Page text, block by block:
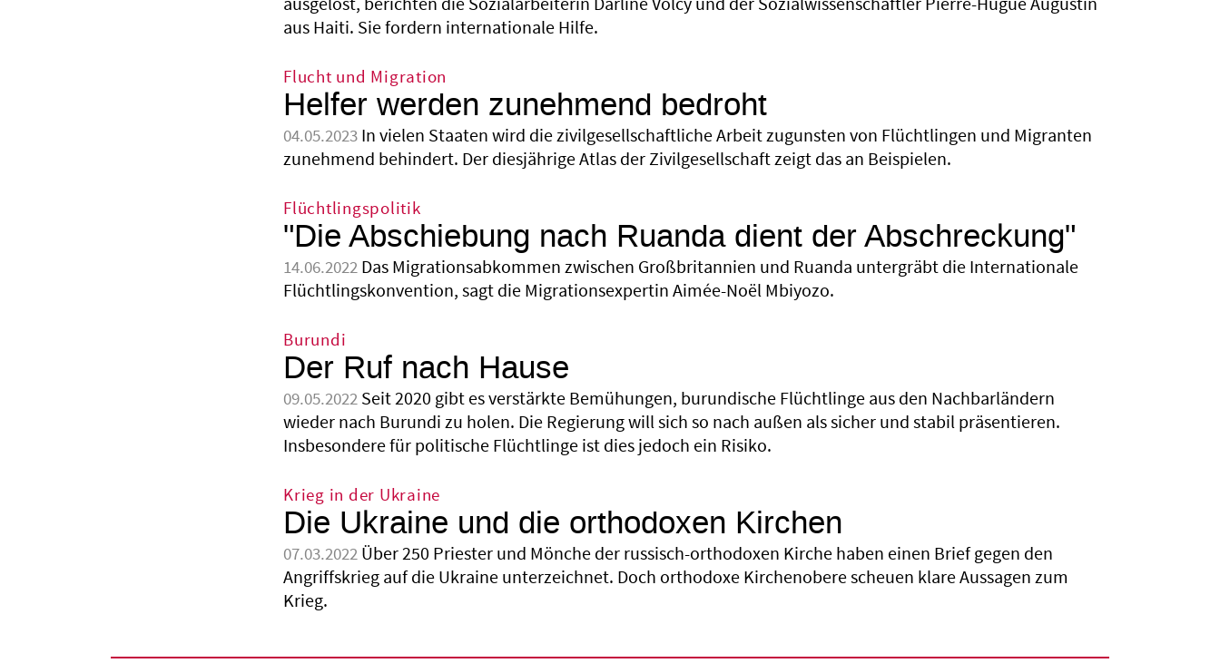
aus Haiti. Sie fordern internationale Hilfe.
Flucht und Migration
Helfer werden zunehmend bedroht
04.05.2023 In vielen Staaten wird die zivilgesellschaftliche Arbeit zugunsten von Flüchtlingen und Migranten
zunehmend behindert. Der diesjährige Atlas der Zivilgesellschaft zeigt das an Beispielen.
Flüchtlingspolitik
"Die Abschiebung nach Ruanda dient der Abschreckung"
14.06.2022 Das Migrationsabkommen zwischen Großbritannien und Ruanda untergräbt die Internationale
Flüchtlingskonvention, sagt die Migrationsexpertin Aimée-Noël Mbiyozo.
Burundi
Der Ruf nach Hause
09.05.2022 Seit 2020 gibt es verstärkte Bemühungen, burundische Flüchtlinge aus den Nachbarländern
wieder nach Burundi zu holen. Die Regierung will sich so nach außen als sicher und stabil präsentieren.
Insbesondere für politische Flüchtlinge ist dies jedoch ein Risiko.
Krieg in der Ukraine
Die Ukraine und die orthodoxen Kirchen
07.03.2022 Über 250 Priester und Mönche der russisch-orthodoxen Kirche haben einen Brief gegen den
Angriffskrieg auf die Ukraine unterzeichnet. Doch orthodoxe Kirchenobere scheuen klare Aussagen zum
Krieg.